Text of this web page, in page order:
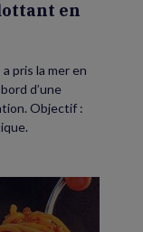
en
pris la mer en
d’une
Objectif :